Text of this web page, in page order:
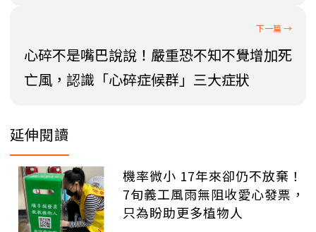
心碎不是嘴巴說說！嚴重恐不知不覺增加死
亡風，認識「心碎症候群」三大症狀
延伸閱讀
機率微小 17年來卻仍不放棄！
7旬義工風雨無阻收愛心發票，
只為盼助更多植物人